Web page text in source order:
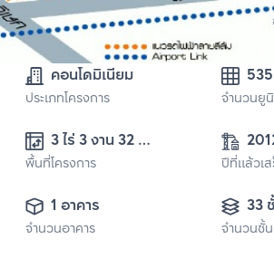
คอนโดมิเนียม
ประเภทโครงการ
535
จำนวนยู
3 ไร่ 3 งาน 32
ตารางวา
พื้นที่โครงการ ปีที่แล้วเ
1 อาคาร
จำนวนอาคาร
33
จำนวนชั้น